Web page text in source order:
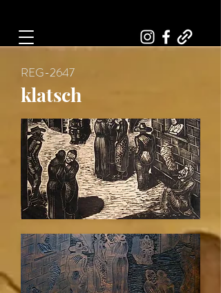
REG-2647
klatsch